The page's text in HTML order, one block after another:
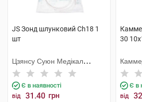
JS Зонд шлунковий Ch18 1
шт
Цзянсу Суюн Медікал
Метіріалс
Є в наявності
від 31.40 грн
30
Є в
від